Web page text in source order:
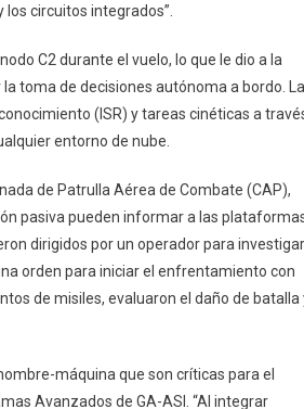
circuitos integrados”.
C2 durante el vuelo, lo que le dio a la
toma de decisiones autónoma a bordo. La
(ISR) y tareas cinéticas a
entorno de nube.
de Patrulla Aérea de Combate (CAP),
pasiva pueden informar a las
dirigidos por un operador para investigar
orden para iniciar el enfrentamiento con
de misiles, evaluaron el daño de batalla
máquina que son críticas para el
Avanzados de GA-ASI. “Al integrar